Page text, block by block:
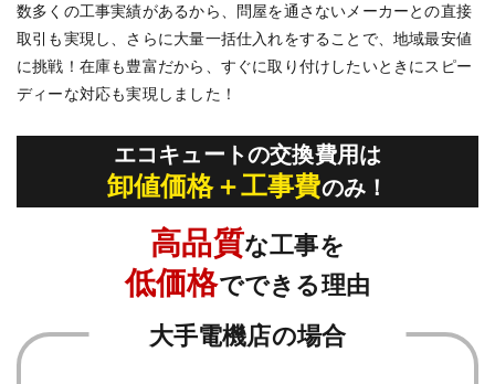
数多くの⼯事実績があるから、問屋を通さないメーカーとの直接
取引も実現し、さらに⼤量一括仕⼊れをすることで、地域最安値
に挑戦！在庫も豊富だから、すぐに取り付けしたいときにスピー
ディーな対応も実現しました！
エコキュートの交換費用は
卸値価格＋工事費のみ！
高品質な工事を
低価格でできる理由
大手電機店の場合